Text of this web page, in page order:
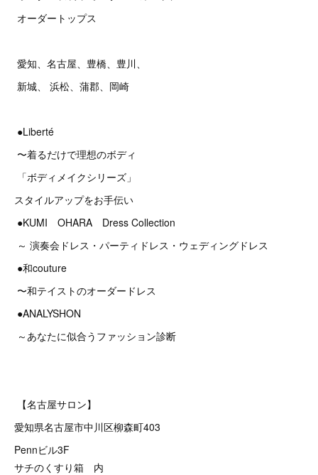
オーダートップス
愛知、名古屋、豊橋、豊川、
新城、 浜松、蒲郡、岡崎
●Liberté
〜着るだけで理想のボディ
「ボディメイクシリーズ」
スタイルアップをお手伝い
●KUMI OHARA Dress Collection
～ 演奏会ドレス・パーティドレス・ウェディングドレス
●和couture
〜和テイストのオーダードレス
●ANALYSHON
～あなたに似合うファッション診断
【名古屋サロン】
愛知県名古屋市中川区柳森町403
Pennビル3F
サチのくすり箱 内